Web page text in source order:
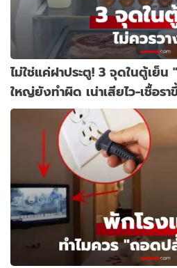
ไม่ใช่แค่ฝาประตู! 3 จุดในตู้เย็น
ใหญ่ยังทำผิด เน่าเสียไว-เชื้อรา